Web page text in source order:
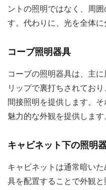
ントの照明ではなく、周
す。代わりに、光を全体に
コーブ照明器具
コーブの照明器具は、主
リップで裏打ちされてお
間接照明を提供します。
魅力的な外観を提供します
キャビネット下の照明
キャビネットは通常暗い
具を配置することで外観